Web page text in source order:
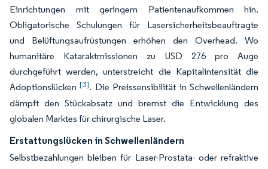
Einrichtungen mit geringem Patientenaufkommen hin.
Obligatorische Schulungen für Lasersicherheitsbeauftragte
und Belüftungsaufrüstungen erhöhen den Overhead. Wo
humanitäre Kataraktmissionen zu USD 276 pro Auge
durchgeführt werden, unterstreicht die Kapitalintensität die
Adoptionslücken[3]. Die Preissensibilität in Schwellenländern
dämpft den Stückabsatz und bremst die Entwicklung des
globalen Marktes für chirurgische Laser.
Erstattungslücken in Schwellenländern
Selbstbezahlungen bleiben für Laser-Prostata- oder refraktive